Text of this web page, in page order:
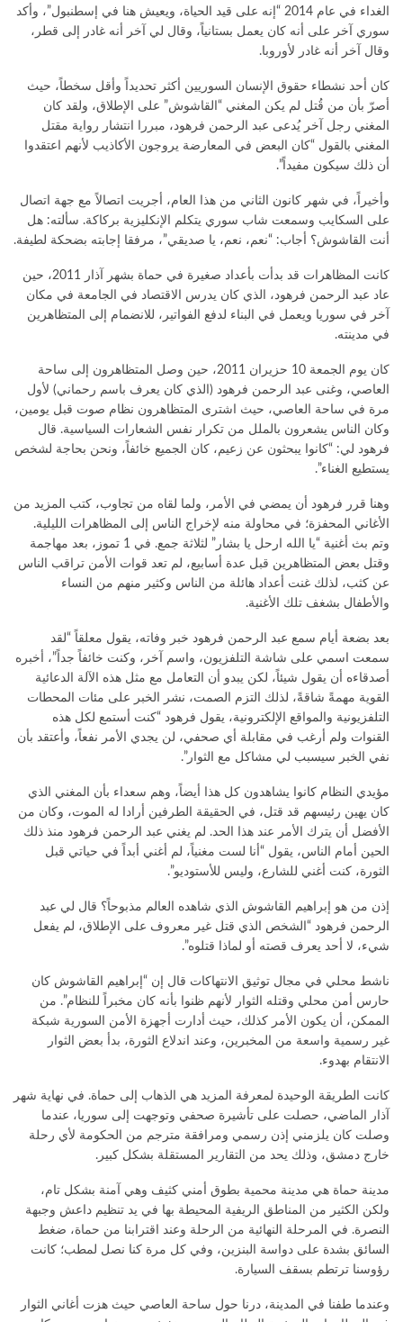
الغداء في عام 2014 “إنه على قيد الحياة، ويعيش هنا في إسطنبول”، وأكد
سوري آخر على أنه كان يعمل بستانياً، وقال لي آخر أنه غادر إلى قطر،
وقال آخر أنه غادر لأوروبا.
كان أحد نشطاء حقوق الإنسان السوريين أكثر تحديداً وأقل سخطاً، حيث
أصرّ بأن من قُتل لم يكن المغني “القاشوش” على الإطلاق، ولقد كان
المغني رجل آخر يُدعى عبد الرحمن فرهود، مبررا انتشار رواية مقتل
المغني بالقول “كان البعض في المعارضة يروجون الأكاذيب لأنهم اعتقدوا
أن ذلك سيكون مفيداً”.
وأخيراً، في شهر كانون الثاني من هذا العام، أجريت اتصالاً مع جهة اتصال
على السكايب وسمعت شاب سوري يتكلم الإنكليزية بركاكة. سألته: هل
أنت القاشوش؟ أجاب: “نعم، نعم، يا صديقي”، مرفقا إجابته بضحكة لطيفة.
كانت المظاهرات قد بدأت بأعداد صغيرة في حماة بشهر آذار 2011، حين
عاد عبد الرحمن فرهود، الذي كان يدرس الاقتصاد في الجامعة في مكان
آخر في سوريا ويعمل في البناء لدفع الفواتير، للانضمام إلى المتظاهرين
في مدينته.
كان يوم الجمعة 10 حزيران 2011، حين وصل المتظاهرون إلى ساحة
العاصي، وغنى عبد الرحمن فرهود (الذي كان يعرف باسم رحماني) لأول
مرة في ساحة العاصي، حيث اشترى المتظاهرون نظام صوت قبل يومين،
وكان الناس يشعرون بالملل من تكرار نفس الشعارات السياسية. قال
فرهود لي: “كانوا يبحثون عن زعيم، كان الجميع خائفاً، ونحن بحاجة لشخص
يستطيع الغناء”.
وهنا قرر فرهود أن يمضي في الأمر، ولما لقاه من تجاوب، كتب المزيد من
الأغاني المحفزة؛ في محاولة منه لإخراج الناس إلى المظاهرات الليلية.
وتم بث أغنية “يا الله ارحل يا بشار” لثلاثة جمع. في 1 تموز، بعد مهاجمة
وقتل بعض المتظاهرين قبل عدة أسابيع، لم تعد قوات الأمن تراقب الناس
عن كثب، لذلك غنت أعداد هائلة من الناس وكثير منهم من النساء
والأطفال بشغف تلك الأغنية.
بعد بضعة أيام سمع عبد الرحمن فرهود خبر وفاته، يقول معلقاً “لقد
سمعت اسمي على شاشة التلفزيون، واسم آخر، وكنت خائفاً جداً”، أخبره
أصدقاءه أن يقول شيئاً، لكن يبدو أن التعامل مع مثل هذه الآلة الدعائية
القوية مهمةً شاقةً، لذلك التزم الصمت، نشر الخبر على مئات المحطات
التلفزيونية والمواقع الإلكترونية، يقول فرهود “كنت أستمع لكل هذه
القنوات ولم أرغب في مقابلة أي صحفي، لن يجدي الأمر نفعاً، وأعتقد بأن
نفي الخبر سيسبب لي مشاكل مع الثوار”.
مؤيدي النظام كانوا يشاهدون كل هذا أيضاً، وهم سعداء بأن المغني الذي
كان يهين رئيسهم قد قتل، في الحقيقة الطرفين أرادا له الموت، وكان من
الأفضل أن يترك الأمر عند هذا الحد. لم يغني عبد الرحمن فرهود منذ ذلك
الحين أمام الناس، يقول “أنا لست مغنياً، لم أغني أبداً في حياتي قبل
الثورة، كنت أغني للشارع، وليس للأستوديو”.
إذن من هو إبراهيم القاشوش الذي شاهده العالم مذبوحاً؟ قال لي عبد
الرحمن فرهود “الشخص الذي قتل غير معروف على الإطلاق، لم يفعل
شيء، لا أحد يعرف قصته أو لماذا قتلوه”.
ناشط محلي في مجال توثيق الانتهاكات قال إن “إبراهيم القاشوش كان
حارس أمن محلي وقتله الثوار لأنهم ظنوا بأنه كان مخبراً للنظام”. من
الممكن، أن يكون الأمر كذلك، حيث أدارت أجهزة الأمن السورية شبكة
غير رسمية واسعة من المخبرين، وعند اندلاع الثورة، بدأ بعض الثوار
الانتقام بهدوء.
كانت الطريقة الوحيدة لمعرفة المزيد هي الذهاب إلى حماة. في نهاية شهر
آذار الماضي، حصلت على تأشيرة صحفي وتوجهت إلى سوريا، عندما
وصلت كان يلزمني إذن رسمي ومرافقة مترجم من الحكومة لأي رحلة
خارج دمشق، وذلك يحد من التقارير المستقلة بشكل كبير.
مدينة حماة هي مدينة محمية بطوق أمني كثيف وهي آمنة بشكل تام،
ولكن الكثير من المناطق الريفية المحيطة بها في يد تنظيم داعش وجبهة
النصرة. في المرحلة النهائية من الرحلة وعند اقترابنا من حماة، ضغط
السائق بشدة على دواسة البنزين، وفي كل مرة كنا نصل لمطب؛ كانت
رؤوسنا ترتطم بسقف السيارة.
وعندما طفنا في المدينة، درنا حول ساحة العاصي حيث هزت أغاني الثوار